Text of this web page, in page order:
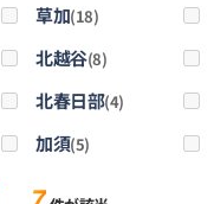
草加(18)
北越谷(8)
北春日部(4)
加須(5)